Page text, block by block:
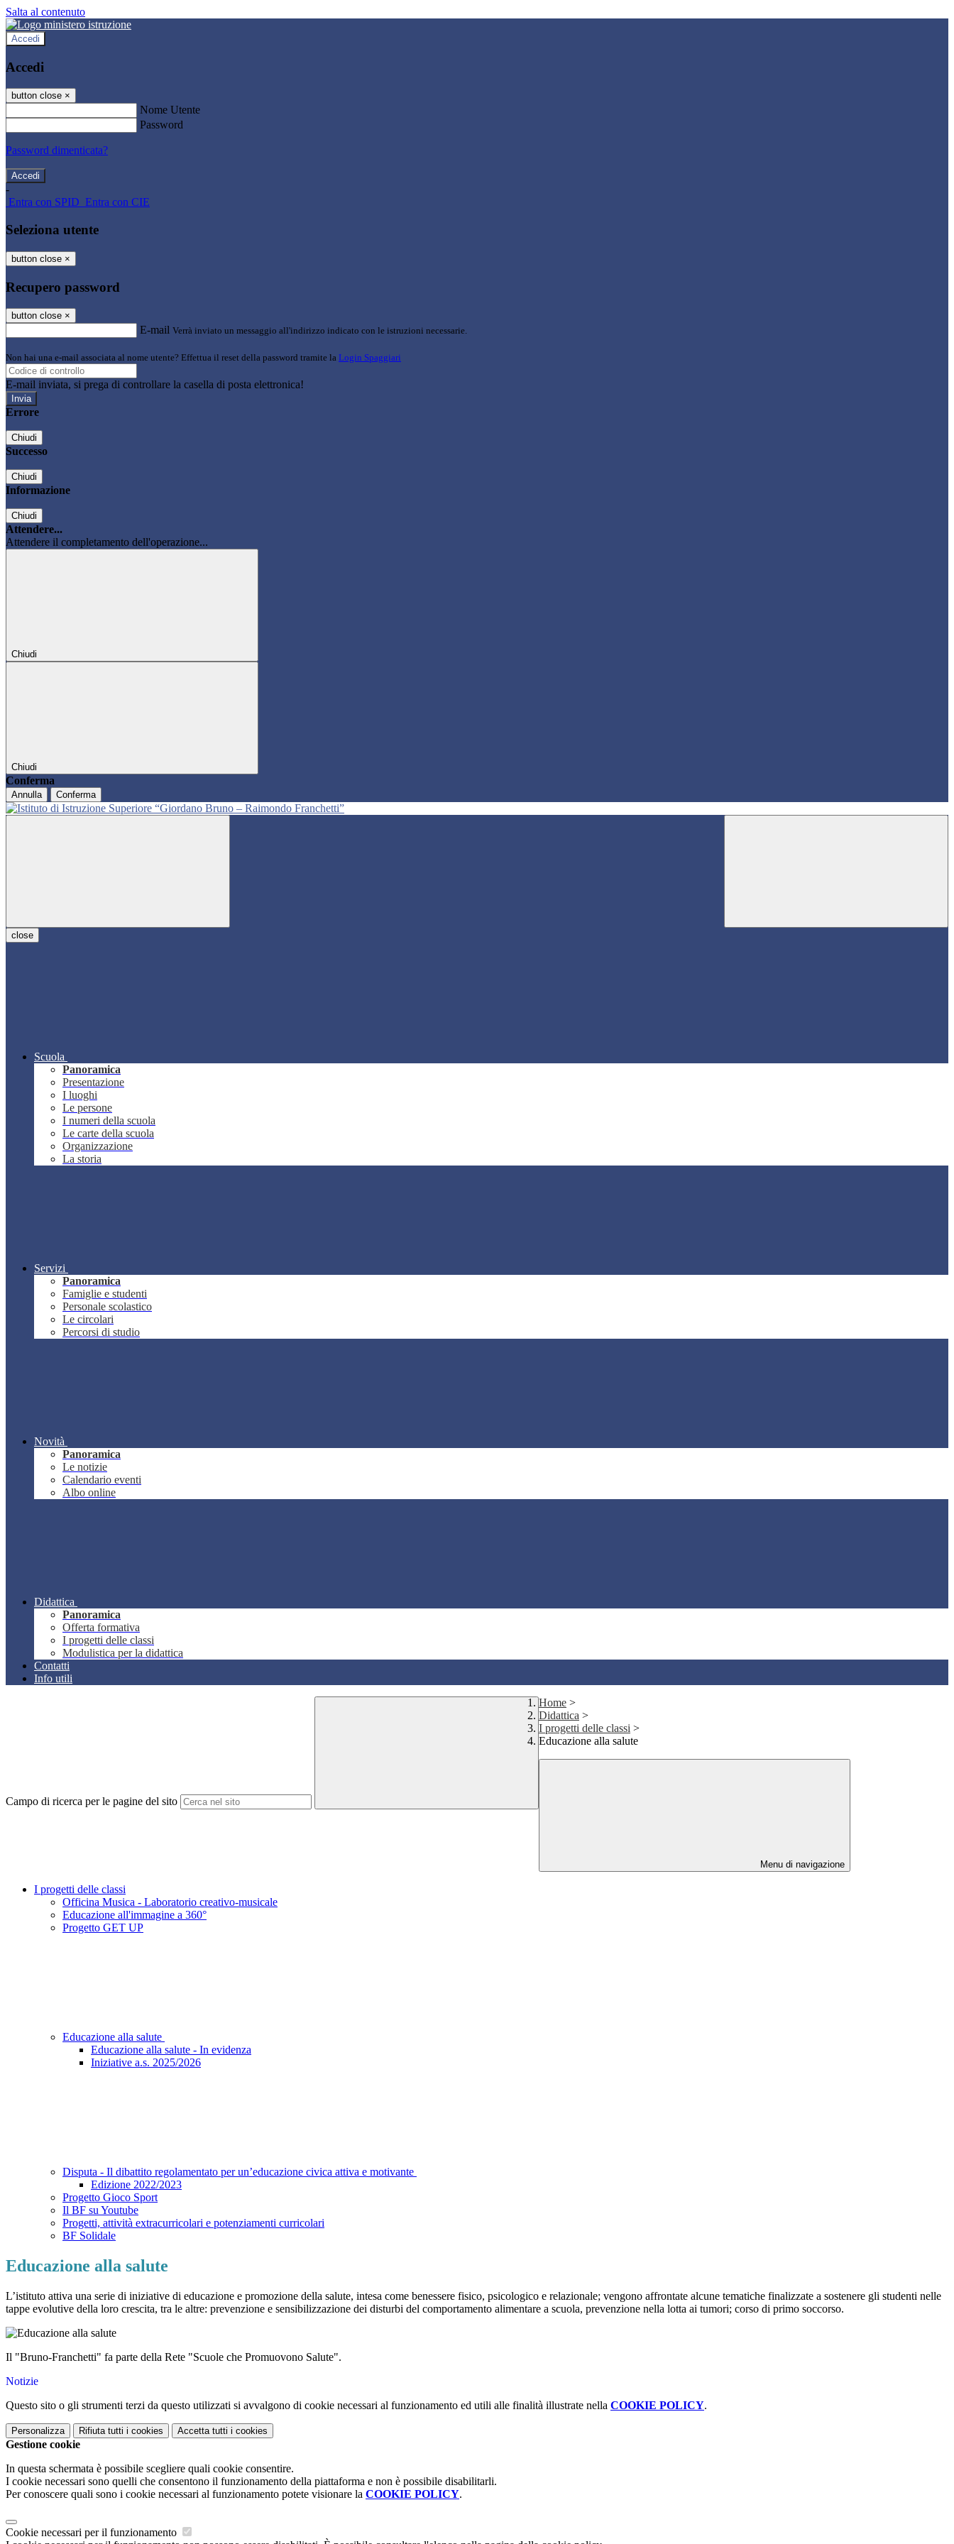
Salta al contenuto
Accedi
Accedi
button close ×
Nome Utente
Password
Password dimenticata?
-
Entra con SPID Entra con CIE
Seleziona utente
button close ×
Recupero password
button close ×
E-mail Verrà inviato un messaggio all'indirizzo indicato con le istruzioni necessarie.
Non hai una e-mail associata al nome utente? Effettua il reset della password tramite la Login Spaggiari
E-mail inviata, si prega di controllare la casella di posta elettronica!
Errore
Chiudi
Successo
Chiudi
Informazione
Chiudi
Attendere...
Attendere il completamento dell'operazione...
Chiudi
Chiudi
Conferma
Annulla Conferma
close
Scuola
Panoramica
Presentazione
I luoghi
Le persone
I numeri della scuola
Le carte della scuola
Organizzazione
La storia
Servizi
Panoramica
Famiglie e studenti
Personale scolastico
Le circolari
Percorsi di studio
Novità
Panoramica
Le notizie
Calendario eventi
Albo online
Didattica
Panoramica
Offerta formativa
I progetti delle classi
Modulistica per la didattica
Contatti
Info utili
Campo di ricerca per le pagine del sito
Home >
Didattica >
I progetti delle classi >
Educazione alla salute
Menu di navigazione
I progetti delle classi
Officina Musica - Laboratorio creativo-musicale
Educazione all'immagine a 360°
Progetto GET UP
Educazione alla salute
Educazione alla salute - In evidenza
Iniziative a.s. 2025/2026
Disputa - Il dibattito regolamentato per un’educazione civica attiva e motivante
Edizione 2022/2023
Progetto Gioco Sport
Il BF su Youtube
Progetti, attività extracurricolari e potenziamenti curricolari
BF Solidale
Educazione alla salute
L’istituto attiva una serie di iniziative di educazione e promozione della salute, intesa come benessere fisico, psicologico e relazionale; vengono affrontate alcune tematiche finalizzate a sostenere gli studenti nelle
tappe evolutive della loro crescita, tra le altre: prevenzione e sensibilizzazione dei disturbi del comportamento alimentare a scuola, prevenzione nella lotta ai tumori; corso di primo soccorso.
Il "Bruno-Franchetti" fa parte della Rete "Scuole che Promuovono Salute".
Notizie
Questo sito o gli strumenti terzi da questo utilizzati si avvalgono di cookie necessari al funzionamento ed utili alle finalità illustrate nella COOKIE POLICY.
Personalizza Rifiuta tutti i cookies Accetta tutti i cookies
Gestione cookie
In questa schermata è possibile scegliere quali cookie consentire.
I cookie necessari sono quelli che consentono il funzionamento della piattaforma e non è possibile disabilitarli.
Per conoscere quali sono i cookie necessari al funzionamento potete visionare la COOKIE POLICY.
Cookie necessari per il funzionamento